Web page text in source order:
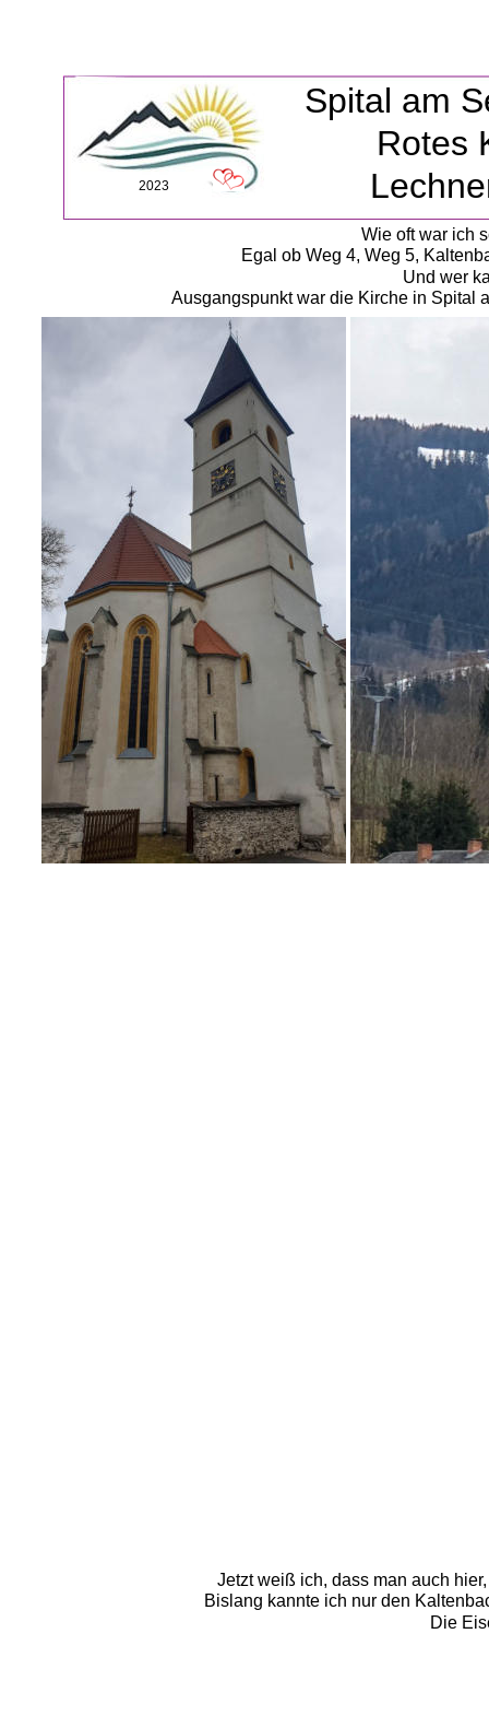
Wie oft war ich
Egal ob Weg 4, Weg 5,
Und wer
Ausgangspunkt war die Kirche in Spital
2023
Jetzt weiß ich, dass man auch
Bislang kannte ich nur den
Die
Spital am
Rotes